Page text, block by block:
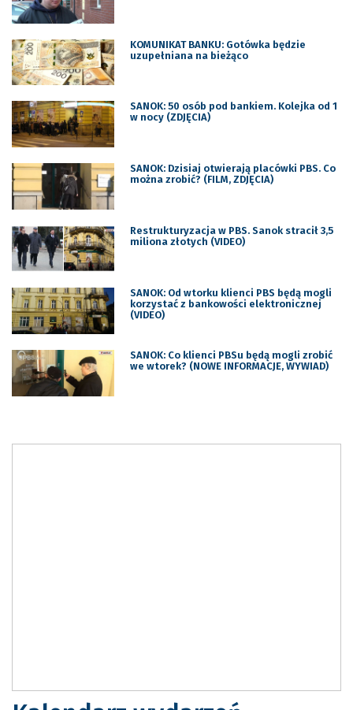
KOMUNIKAT BANKU: Gotówka będzie
uzupełniana na bieżąco
SANOK: 50 osób pod bankiem. Kolejka od 1
w nocy (ZDJĘCIA)
SANOK: Dzisiaj otwierają placówki PBS. Co
można zrobić? (FILM, ZDJĘCIA)
Restrukturyzacja w PBS. Sanok stracił 3,5
miliona złotych (VIDEO)
SANOK: Od wtorku klienci PBS będą mogli
korzystać z bankowości elektronicznej
(VIDEO)
SANOK: Co klienci PBSu będą mogli zrobić
we wtorek? (NOWE INFORMACJE, WYWIAD)